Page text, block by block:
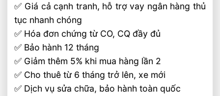
✅ Giá cả cạnh tranh, hỗ trợ vay ngân hàng thủ
tục nhanh chóng
✅ Hóa đơn chứng từ CO, CQ đầy đủ
✅ Bảo hành 12 tháng
✅ Giảm thêm 5% khi mua hàng lần 2
✅ Cho thuê từ 6 tháng trở lên, xe mới
✅ Dịch vụ sửa chữa, bảo hành toàn quốc